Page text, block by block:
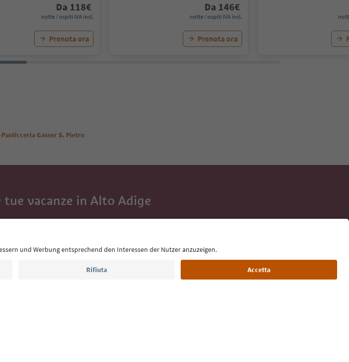
Da 118€
notte / ospiti IVA incl.
Prenota ora
Da 146€
notte / ospiti IVA incl.
Prenota ora
Gasser S. Pietro
tue vacanze in Alto Adige
Adige ricevi consigli per le tue vacanze,